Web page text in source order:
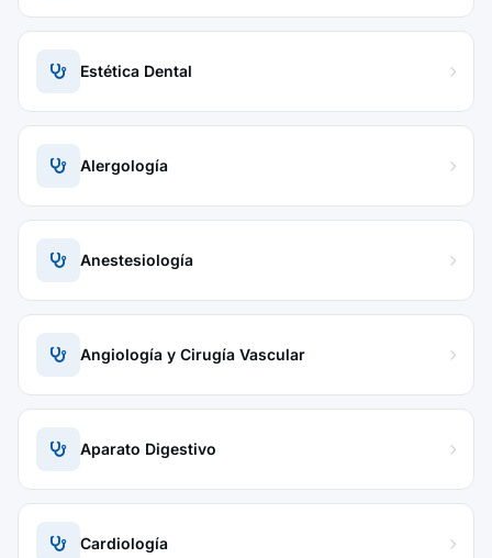
Estética Dental
Alergología
Anestesiología
Angiología y Cirugía Vascular
Aparato Digestivo
Cardiología